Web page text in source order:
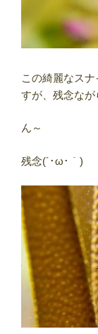
この綺麗なス
すが、残念な
ん～
残念(´･ω･｀)